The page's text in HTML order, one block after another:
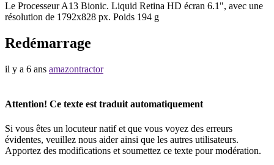
Le Processeur A13 Bionic. Liquid Retina HD écran 6.1", avec une
résolution de 1792x828 px. Poids 194 g
Redémarrage
il y a 6 ans amazontractor
Attention! Ce texte est traduit automatiquement
Si vous êtes un locuteur natif et que vous voyez des erreurs
évidentes, veuillez nous aider ainsi que les autres utilisateurs.
Apportez des modifications et soumettez ce texte pour modération.